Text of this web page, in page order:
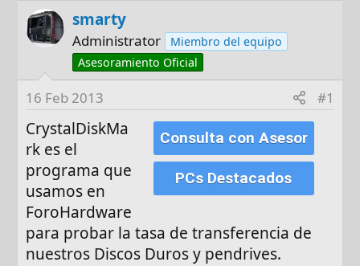
r
a
d
e
i
i
c
o
smarty
Administrator
Miembro del equipo
Asesoramiento Oficial
16 Feb 2013 #1
Consulta con Asesor
PCs Destacados
CrystalDiskMa
rk es el
programa que
usamos en
ForoHardware
para probar la tasa de transferencia de
nuestros Discos Duros y pendrives.